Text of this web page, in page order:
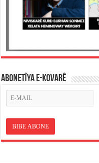
ABONETÎYA E-KOVARÊ